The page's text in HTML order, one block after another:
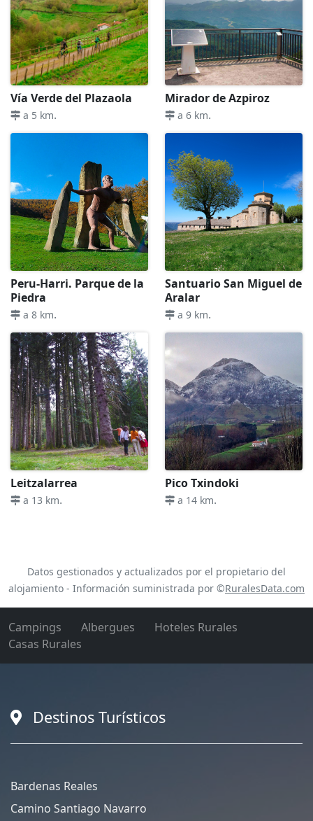
Vía Verde del Plazaola
a 5 km.
Mirador de Azpiroz
a 6 km.
Peru-Harri. Parque de la
Piedra
a 8 km.
Santuario San Miguel de
Aralar
a 9 km.
Leitzalarrea
a 13 km.
Pico Txindoki
a 14 km.
Datos gestionados y actualizados por el propietario del
alojamiento - Información suministrada por ©RuralesData.com
Campings Albergues
Hoteles Rurales
Casas Rurales
Destinos Turísticos
Bardenas Reales
Camino Santiago Navarro